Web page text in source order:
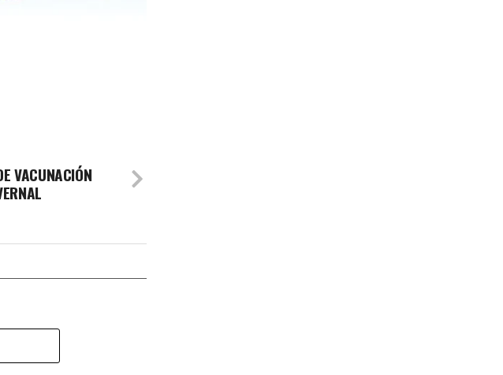
VACUNACIÓN